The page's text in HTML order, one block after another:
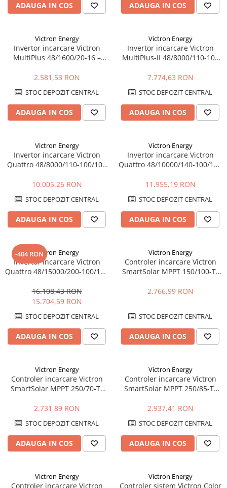
ADAUGA IN COS ADAUGA IN COS
Victron Energy
Invertor incarcare Victron
MultiPlus 48/1600/20-16 –
baterii
2.581,53 RON
STOC DEPOZIT CENTRAL
ADAUGA IN COS
Victron Energy
Invertor incarcare Victron
MultiPlus-II 48/8000/110-100
PowerAssist
7.774,63 RON
STOC DEPOZIT CENTRAL
ADAUGA IN COS
Victron Energy
Invertor incarcare Victron
Quattro 48/8000/110-100/100
PowerAssist
10.005,26 RON
STOC DEPOZIT CENTRAL
ADAUGA IN COS
Victron Energy
Invertor incarcare Victron
Quattro 48/10000/140-100/100
PowerAssist
11.955,19 RON
STOC DEPOZIT CENTRAL
ADAUGA IN COS
-404 RONVictron Energy
Invertor incarcare Victron
Quattro 48/15000/200-100/100
PowerAssist
16.108,43 RON
15.704,59 RON
STOC DEPOZIT CENTRAL
ADAUGA IN COS
Victron Energy
Controler incarcare Victron
SmartSolar MPPT 150/100-Tr
eficienta maxima
2.766,99 RON
STOC DEPOZIT CENTRAL
ADAUGA IN COS
Victron Energy
Controler incarcare Victron
SmartSolar MPPT 250/70-Tr
eficienta maxima
2.731,89 RON
STOC DEPOZIT CENTRAL
ADAUGA IN COS
Victron Energy
Controler incarcare Victron
SmartSolar MPPT 250/85-Tr
eficienta maxima
2.937,41 RON
STOC DEPOZIT CENTRAL
ADAUGA IN COS
Victron Energy
Controler incarcare Victron
Victron Energy
Controler sistem Victron Color